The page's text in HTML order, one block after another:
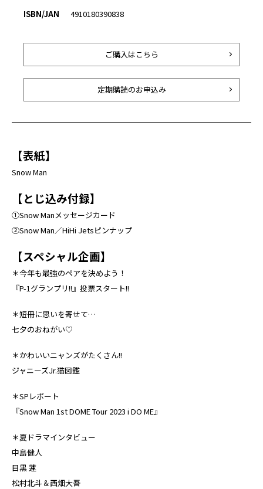
ISBN/JAN
4910180390838
ご購入はこちら
定期購読のお申込み
【表紙】
Snow Man
【とじ込み付録】
①Snow Manメッセージカード
②Snow Man／HiHi Jetsピンナップ
【スペシャル企画】
＊今年も最強のペアを決めよう！
『P-1グランプリ!!』投票スタート!!
＊短冊に思いを寄せて…
七夕のおねがい♡
＊かわいいニャンズがたくさん!!
ジャニーズJr.猫図鑑
＊SPレポート
『Snow Man 1st DOME Tour 2023 i DO ME』
＊夏ドラマインタビュー
中島健人
目黒 蓮
松村北斗＆西畑大吾